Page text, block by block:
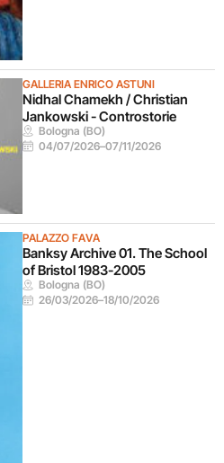
GALLERIA ENRICO ASTUNI
Nidhal Chamekh / Christian
Jankowski - Controstorie
Bologna (BO)
04/07/2026–07/11/2026
PALAZZO FAVA
Banksy Archive 01. The School
of Bristol 1983-2005
Bologna (BO)
26/03/2026–18/10/2026